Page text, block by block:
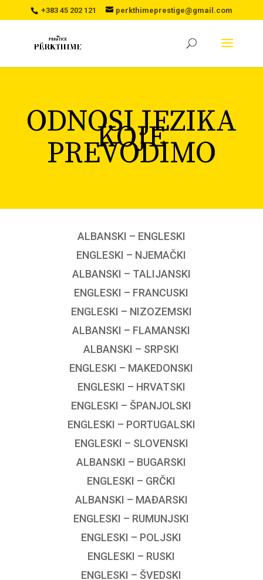
+383 45 202 121 perkthimeprestige@gmail.com
ODNOSI JEZIKA
KOJE
PREVODIMO
ALBANSKI – ENGLESKI
ENGLESKI – NJEMAČKI
ALBANSKI – TALIJANSKI
ENGLESKI – FRANCUSKI
ENGLESKI – NIZOZEMSKI
ALBANSKI – FLAMANSKI
ALBANSKI – SRPSKI
ENGLESKI – MAKEDONSKI
ENGLESKI – HRVATSKI
ENGLESKI – ŠPANJOLSKI
ENGLESKI – PORTUGALSKI
ENGLESKI – SLOVENSKI
ALBANSKI – BUGARSKI
ENGLESKI – GRČKI
ALBANSKI – MAĐARSKI
ENGLESKI – RUMUNJSKI
ENGLESKI – POLJSKI
ENGLESKI – RUSKI
ENGLESKI – ŠVEDSKI